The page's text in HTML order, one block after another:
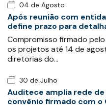
04 de Agosto
Após reunião com
define prazo para
Compromisso firmado
os projetos até 14 de
diretorias do…
30 de Julho
Auditece amplia rede
convênio firmado com o